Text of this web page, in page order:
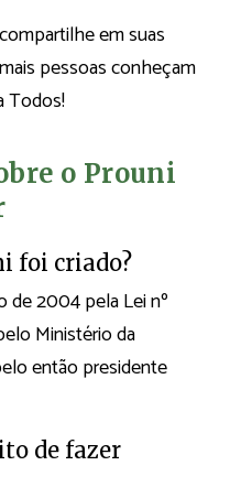
em suas
pessoas conheçam
Todos!
o Prouni
foi criado?
de 2004 pela Lei nº
Ministério da
então presidente
de fazer